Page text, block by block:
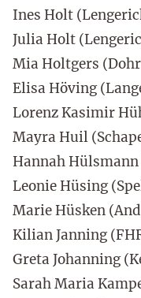
Ines Holt
Julia Holt
Mia Holtgers
Elisa Höving
Lorenz Kasimir
Mayra Huil
Hannah Hülsmann
Leonie Hüsing
Marie Hüsken
Kilian Janning
Greta Johanning
Sarah Maria